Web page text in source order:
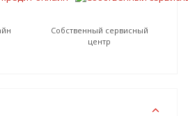
Собственный сервисный
центр